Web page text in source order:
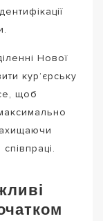
Нової
кур’єрську
щоб